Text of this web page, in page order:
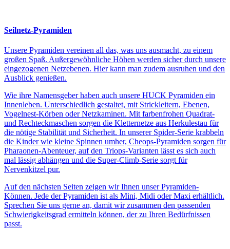
Seilnetz-Pyramiden
Unsere Pyramiden vereinen all das, was uns ausmacht, zu einem
großen Spaß. Außergewöhnliche Höhen werden sicher durch unsere
eingezogenen Netzebenen. Hier kann man zudem ausruhen und den
Ausblick genießen.
Wie ihre Namensgeber haben auch unsere HUCK Pyramiden ein
Innenleben. Unterschiedlich gestaltet, mit Strickleitern, Ebenen,
Vogelnest-Körben oder Netzkaminen. Mit farbenfrohen Quadrat-
und Rechteckmaschen sorgen die Kletternetze aus Herkulestau für
die nötige Stabilität und Sicherheit. In unserer Spider-Serie krabbeln
die Kinder wie kleine Spinnen umher, Cheops-Pyramiden sorgen für
Pharaonen-Abenteuer, auf den Triops-Varianten lässt es sich auch
mal lässig abhängen und die Super-Climb-Serie sorgt für
Nervenkitzel pur.
Auf den nächsten Seiten zeigen wir Ihnen unser Pyramiden-
Können. Jede der Pyramiden ist als Mini, Midi oder Maxi erhältlich.
Sprechen Sie uns gerne an, damit wir zusammen den passenden
Schwierigkeitsgrad ermitteln können, der zu Ihren Bedürfnissen
passt.